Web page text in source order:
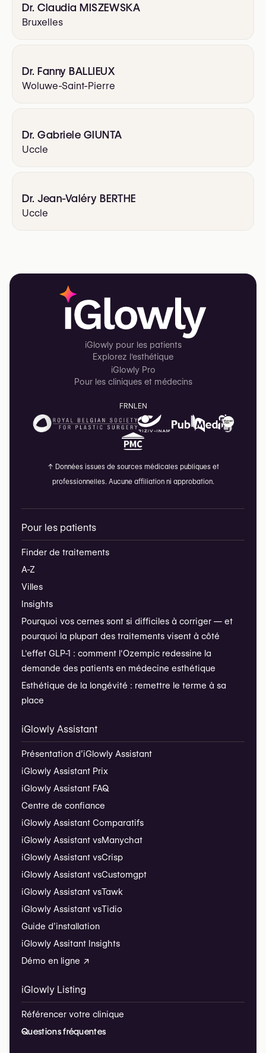
Dr. Claudia MISZEWSKA
Bruxelles
Dr. Fanny BALLIEUX
Woluwe-Saint-Pierre
Dr. Gabriele GIUNTA
Uccle
Dr. Jean-Valéry BERTHE
Uccle
iGlowly pour les patients
Explorez l'esthétique
iGlowly Pro
Pour les cliniques et médecins
FRNL EN
↑ Données issues de sources médicales publiques et
professionnelles. Aucune affiliation ni approbation.
Pour les patients
Finder de traitements
A-Z
Villes
Insights
Pourquoi vos cernes sont si difficiles à corriger — et
pourquoi la plupart des traitements visent à côté
L'effet GLP-1 : comment l'Ozempic redessine la
demande des patients en médecine esthétique
Esthétique de la longévité : remettre le terme à sa
place
iGlowly Assistant
Présentation d’iGlowly Assistant
iGlowly Assistant Prix
iGlowly Assistant FAQ
Centre de confiance
iGlowly Assistant Comparatifs
iGlowly Assistant vsManychat
iGlowly Assistant vsCrisp
iGlowly Assistant vsCustomgpt
iGlowly Assistant vsTawk
iGlowly Assistant vsTidio
Guide d’installation
iGlowly Assitant Insights
Démo en ligne ↗
iGlowly Listing
Référencer votre clinique
Questions fréquentes